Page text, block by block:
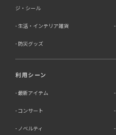
ジ・シール
生活・インテリア雑貨
防災グッズ
利用シーン
最新アイテム
コンサート
ノベルティ